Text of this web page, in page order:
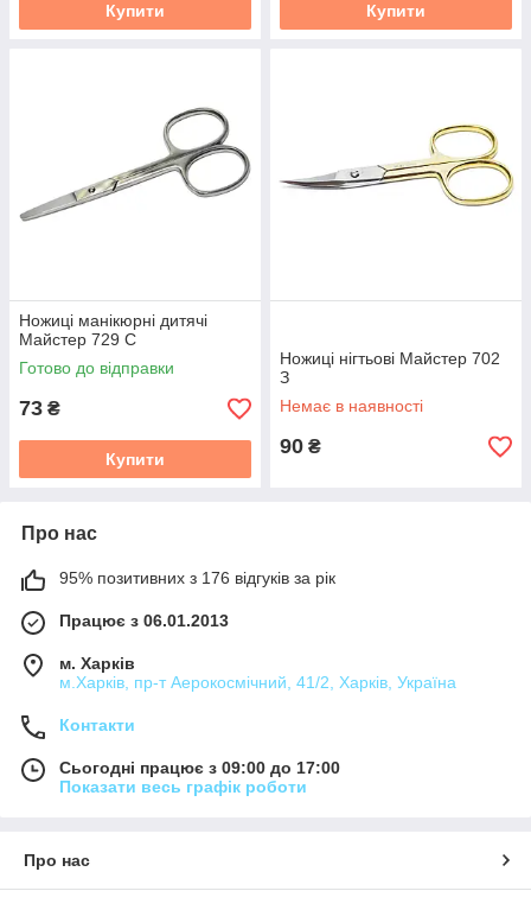
Купити Купити
Ножиці манікюрні дитячі
Майстер 729 С
Готово до відправки
73 ₴
Купити
Ножиці нігтьові Майстер 702
З
Немає в наявності
90 ₴
Про нас
95% позитивних з 176 відгуків за рік
Працює з 06.01.2013
м. Харків
м.Харків, пр-т Аерокосмічний, 41/2, Харків, Україна
Контакти
Сьогодні працює з 09:00 до 17:00
Показати весь графік роботи
Про нас